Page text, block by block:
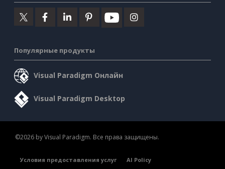
Популярные продукты
Visual Paradigm Онлайн
Visual Paradigm Desktop
©2026 by Visual Paradigm. Все права защищены.
Условия предоставления услуг
AI Policy